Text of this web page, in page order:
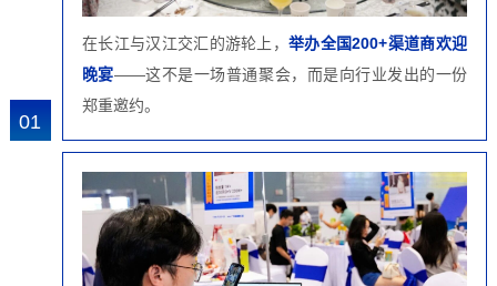
01
在长江与汉江交汇的游轮上，举办全国200+渠道商欢迎
晚宴——这不是一场普通聚会，而是向行业发出的一份
郑重邀约。